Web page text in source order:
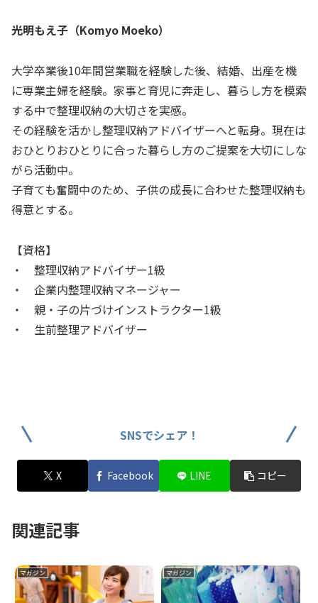
光明もえ子（Komyo Moeko）
大学卒業後10年間営業職を経験した後、結婚、出産を機
に専業主婦を経験。家事と育児に奔走し、暮らし方を模索
する中で整理収納の大切さを実感。
その経験を活かし整理収納アドバイザーへと転身。現在は
おひとりおひとりに合った暮らし方のご提案を大切にしな
がら活動中。
子育ても奮闘中のため、子供の成長に合わせた整理収納も
得意とする。
【資格】
・ 整理収納アドバイザー1級
・ 企業内整理収納マネージャー
・ 親・子の片づけインストラクター1級
・ 生前整理アドバイザー
SNSでシェア！
X Facebook LINE コピー
関連記事
マガジン マガジン